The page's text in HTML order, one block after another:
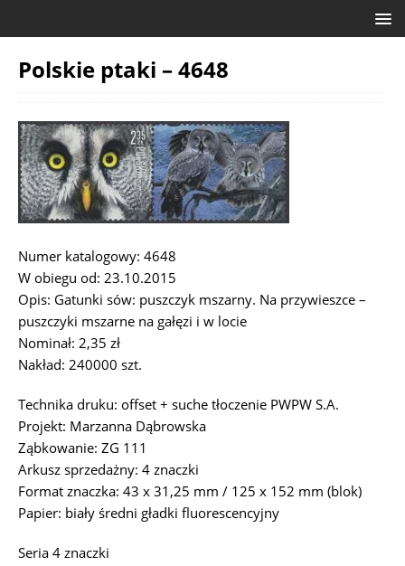
Polskie ptaki – 4648
Numer katalogowy: 4648
W obiegu od: 23.10.2015
Opis: Gatunki sów: puszczyk mszarny. Na przywieszce –
puszczyki mszarne na gałęzi i w locie
Nominał: 2,35 zł
Nakład: 240000 szt.
Technika druku: offset + suche tłoczenie PWPW S.A.
Projekt: Marzanna Dąbrowska
Ząbkowanie: ZG 111
Arkusz sprzedażny: 4 znaczki
Format znaczka: 43 x 31,25 mm / 125 x 152 mm (blok)
Papier: biały średni gładki fluorescencyjny
Seria 4 znaczki